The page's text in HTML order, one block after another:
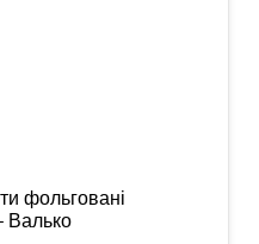
фольговані
Валько